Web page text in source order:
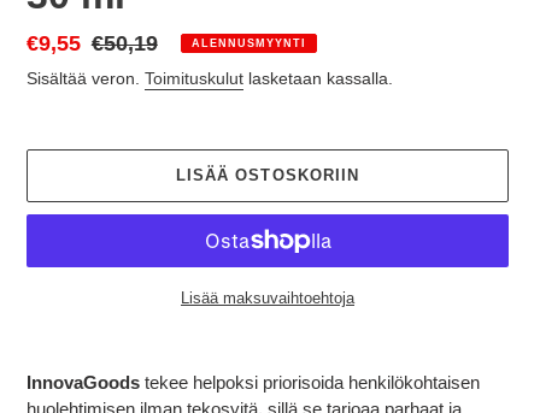
Myyntihinta
€9,55 Normaalihinta
€50,19 ALENNUSMYYNTI
Sisältää veron. Toimituskulut lasketaan kassalla.
LISÄÄ OSTOSKORIIN
Lisää maksuvaihtoehtoja
ostoskoriin
InnovaGoods tekee helpoksi priorisoida henkilökohtaisen
huolehtimisen ilman tekosyitä, sillä se tarjoaa parhaat ja